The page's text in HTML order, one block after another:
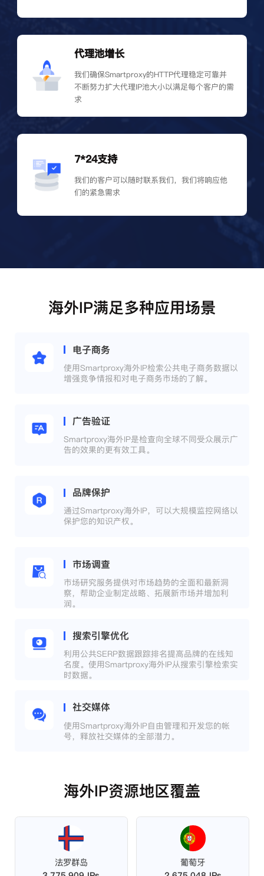
代理池增长
我们确保Smartproxy的HTTP代理稳定可靠并
不断努力扩大代理IP池大小以满足每个客户的需
求
7*24支持
我们的客户可以随时联系我们，我们将响应他
们的紧急需求
海外IP满足多种应用场景
电子商务
使用Smartproxy海外IP检索公共电子商务数据以
增强竞争情报和对电子商务市场的了解。
广告验证
Smartproxy海外IP是检查向全球不同受众展示广
告的效果的更有效工具。
品牌保护
通过Smartproxy海外IP，可以大规模监控网络以
保护您的知识产权。
市场调查
市场研究服务提供对市场趋势的全面和最新洞
察，帮助企业制定战略、拓展新市场并增加利
润。
搜索引擎优化
利用公共SERP数据跟踪排名提高品牌的在线知
名度。使用Smartproxy海外IP从搜索引擎检索实
时数据。
社交媒体
使用Smartproxy海外IP自由管理和开发您的帐
号，释放社交媒体的全部潜力。
海外IP资源地区覆盖
法罗群岛
葡萄牙